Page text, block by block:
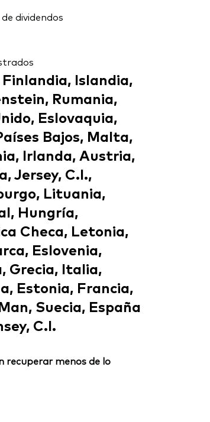
dividendos
Islandia,
Rumania,
Eslovaquia,
Bajos, Malta,
Irlanda, Austria,
Jersey, C.I.,
Lituania,
Hungría,
Checa, Letonia,
Eslovenia,
Grecia, Italia,
Estonia, Francia,
Suecia, España
C.I.
recuperar menos de lo